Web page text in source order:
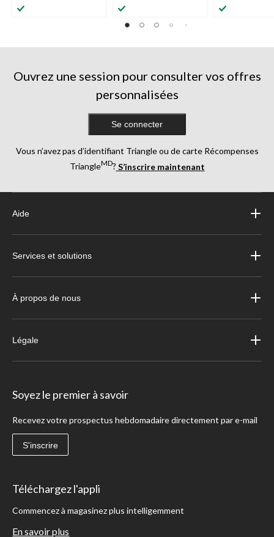
Ouvrez une session pour consulter vos offres
personnalisées
Se connecter
Vous n’avez pas d’identifiant Triangle ou de carte Récompenses
TriangleMD? S’inscrire maintenant
Aide
Services et solutions
À propos de nous
Légale
Soyez le premier à savoir
Recevez votre prospectus hebdomadaire directement par e-mail
S'inscrire
Téléchargez l'appli
Commencez à magasinez plus intelligemment
En savoir plus